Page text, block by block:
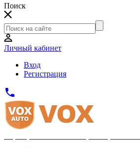
Поиск
Личный кабинет
Вход
Регистрация
phone